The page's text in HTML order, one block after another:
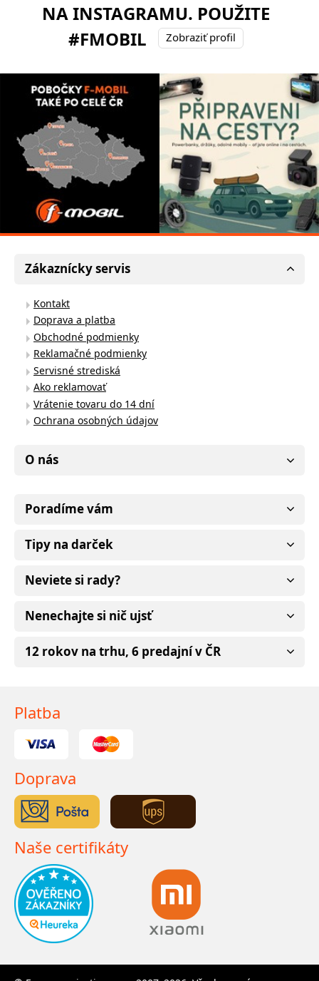
NA INSTAGRAMU. POUŽITE
#FMOBIL
Zobraziť profil
Zákaznícky servis
Kontakt
Doprava a platba
Obchodné podmienky
Reklamačné podmienky
Servisné strediská
Ako reklamovať
Vrátenie tovaru do 14 dní
Ochrana osobných údajov
O nás
Poradíme vám
Tipy na darček
Neviete si rady?
Nenechajte si nič ujsť
12 rokov na trhu, 6 predajní v ČR
Platba
Doprava
Naše certifikáty